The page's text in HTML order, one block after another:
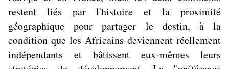
restent liés par l'histoire et la proximité
géographique pour partager le destin, à la
condition que les Africains deviennent réellement
indépendants et bâtissent eux-mêmes leurs